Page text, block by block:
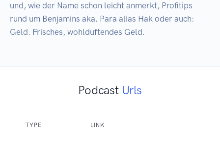
und, wie der Name schon leicht anmerkt, Profitips
rund um Benjamins aka. Para alias Hak oder auch:
Geld. Frisches, wohlduftendes Geld.
Podcast Urls
TYPE LINK